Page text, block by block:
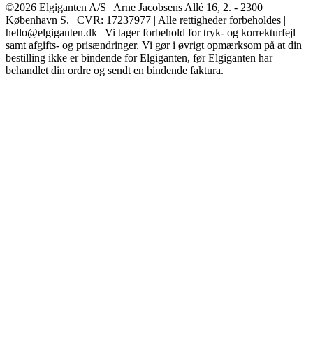
©2026 Elgiganten A/S | Arne Jacobsens Allé 16, 2. - 2300
København S. | CVR: 17237977 | Alle rettigheder forbeholdes |
hello@elgiganten.dk | Vi tager forbehold for tryk- og korrekturfejl
samt afgifts- og prisændringer. Vi gør i øvrigt opmærksom på at din
bestilling ikke er bindende for Elgiganten, før Elgiganten har
behandlet din ordre og sendt en bindende faktura.